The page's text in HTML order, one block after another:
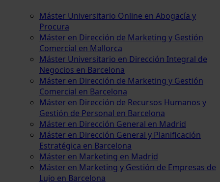
Máster Universitario Online en Abogacía y
Procura
Máster en Dirección de Marketing y Gestión
Comercial en Mallorca
Máster Universitario en Dirección Integral de
Negocios en Barcelona
Máster en Dirección de Marketing y Gestión
Comercial en Barcelona
Máster en Dirección de Recursos Humanos y
Gestión de Personal en Barcelona
Máster en Dirección General en Madrid
Máster en Dirección General y Planificación
Estratégica en Barcelona
Máster en Marketing en Madrid
Máster en Marketing y Gestión de Empresas de
Lujo en Barcelona